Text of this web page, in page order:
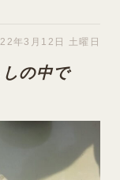
年3月12日 土曜日
の中で